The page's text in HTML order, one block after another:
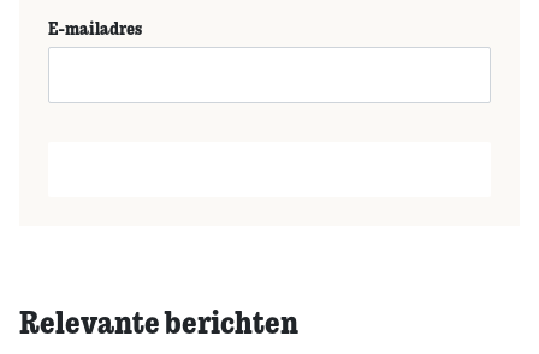
E-mailadres
Relevante berichten